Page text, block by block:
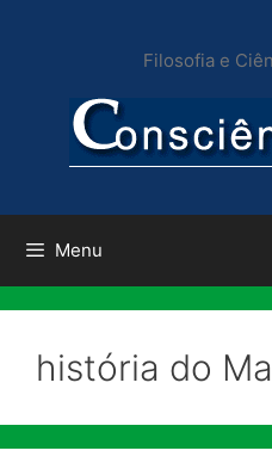
conteúdo
Filosofia e
Menu
história do